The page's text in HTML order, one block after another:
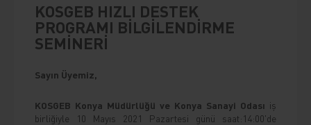
KOSGEB HIZLI DESTEK
PROGRAMI BİLGİLENDİRME
SEMİNERİ
Sayın Üyemiz,
KOSGEB Konya Müdürlüğü ve Konya Sanayi Odası iş
birliğiyle 10 Mayıs 2021 Pazartesi günü saat:14:00'de